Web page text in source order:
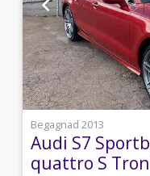
Begagnad 2013
Audi S7
quattro S